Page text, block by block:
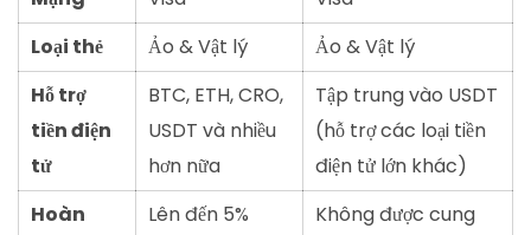
Loại thẻ
Ảo & Vật lý
Ảo & Vật lý
Hỗ trợ
tiền điện
tử
BTC, ETH, CRO,
USDT và nhiều
hơn nữa
Tập trung vào USDT
(hỗ trợ các loại tiền
điện tử lớn khác)
Hoàn
Lên đến 5%
Không được cung